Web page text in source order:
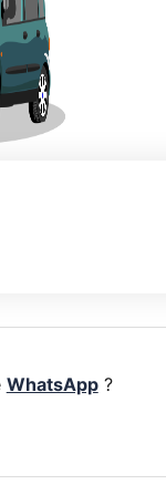
WhatsApp?